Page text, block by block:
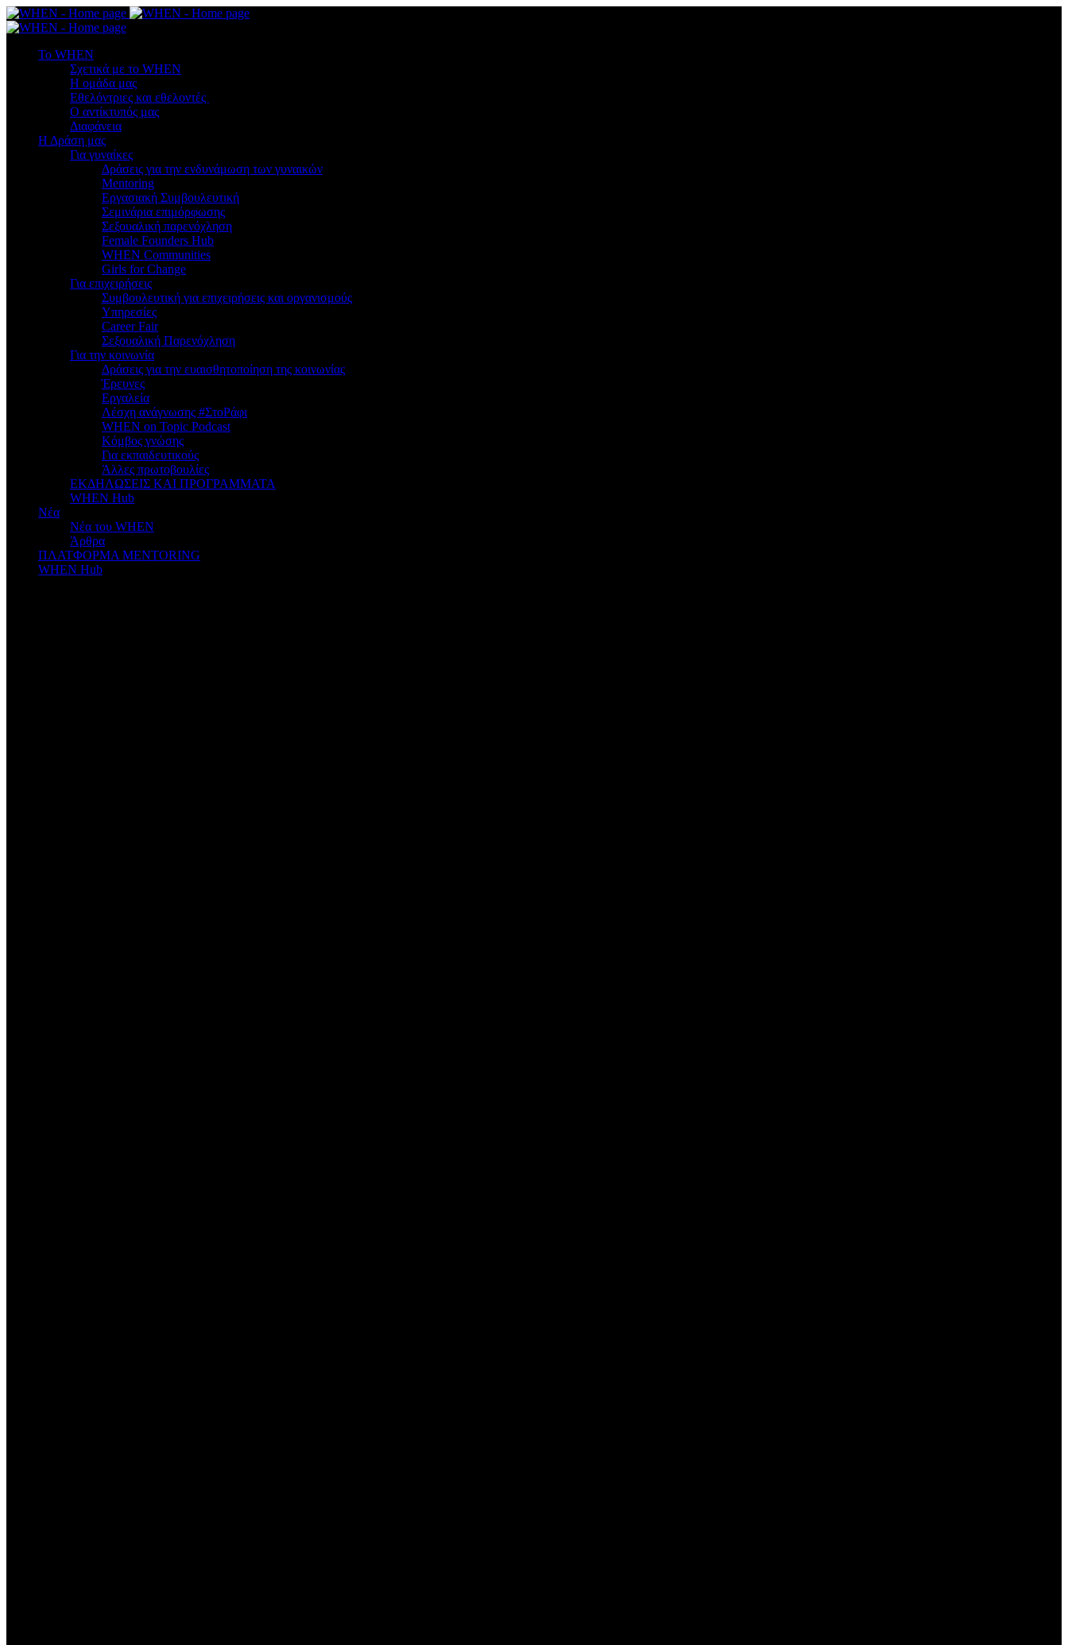
To WHEN
Σχετικά με το WHEN
Η ομάδα μας
Εθελόντριες και εθελοντές
Ο αντίκτυπός μας
Διαφάνεια
Η Δράση μας
Για γυναίκες
Δράσεις για την ενδυνάμωση των γυναικών
Mentoring
Εργασιακή Συμβουλευτική
Σεμινάρια επιμόρφωσης
Σεξουαλική παρενόχληση
Female Founders Hub
WHEN Communities
Girls for Change
Για επιχειρήσεις
Συμβουλευτική για επιχειρήσεις και οργανισμούς
Υπηρεσίες
Career Fair
Σεξουαλική Παρενόχληση
Για την κοινωνία
Δράσεις για την ευαισθητοποίηση της κοινωνίας
Έρευνες
Εργαλεία
Λέσχη ανάγνωσης #ΣτοΡάφι
WHEN on Topic Podcast
Κόμβος γνώσης
Για εκπαιδευτικούς
Άλλες πρωτοβουλίες
ΕΚΔΗΛΩΣΕΙΣ ΚΑΙ ΠΡΟΓΡΑΜΜΑΤΑ
WHEN Hub
Νέα
Νέα του WHEN
Άρθρα
ΠΛΑΤΦΟΡΜΑ MENTORING
WHEN Hub